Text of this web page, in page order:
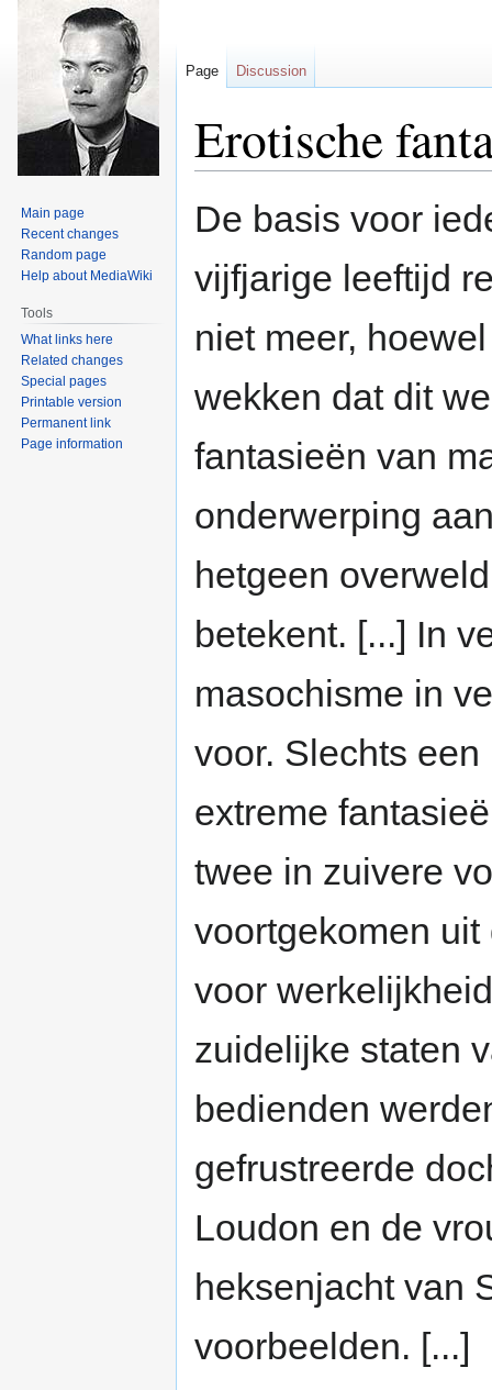
Erotische
to
to
De basis voor
vijfjarige leeftijd
niet meer,
wekken dat dit
fantasieën van
onderwerping
hetgeen
betekent. [...] In
masochisme in
voor. Slechts
extreme
twee in zuivere
voortgekomen
voor
zuidelijke staten
bedienden
gefrustreerde
Loudon en de
heksenjacht van
voorbeelden. [...]
Page Discussion
Main page
Recent changes
Random page
Help about MediaWiki
Tools
What links here
Related changes
Special pages
Printable version
Permanent link
Page information